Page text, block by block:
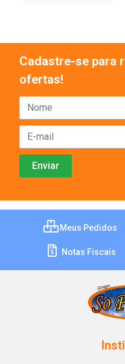
Cadastre-se para
ofertas!
Meus Pedidos
Notas Fiscais